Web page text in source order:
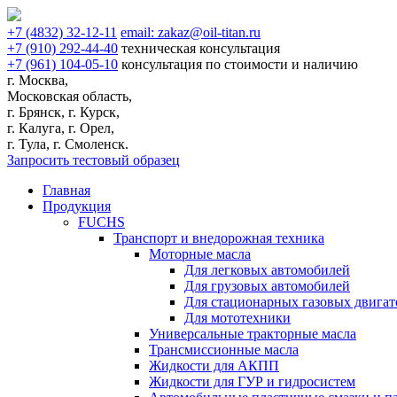
+7 (4832) 32-12-11 email: zakaz@oil-titan.ru
+7 (910) 292-44-40 техническая консультация
+7 (961) 104-05-10 консультация по стоимости и наличию
г. Москва,
Московская область,
г. Брянск, г. Курск,
г. Калуга, г. Орел,
г. Тула, г. Смоленск.
Запросить тестовый образец
Главная
Продукция
FUCHS
Транспорт и внедорожная техника
Моторные масла
Для легковых автомобилей
Для грузовых автомобилей
Для стационарных газовых
Для мототехники
Универсальные тракторные масла
Трансмиссионные масла
Жидкости для АКПП
Жидкости для ГУР и гидросистем